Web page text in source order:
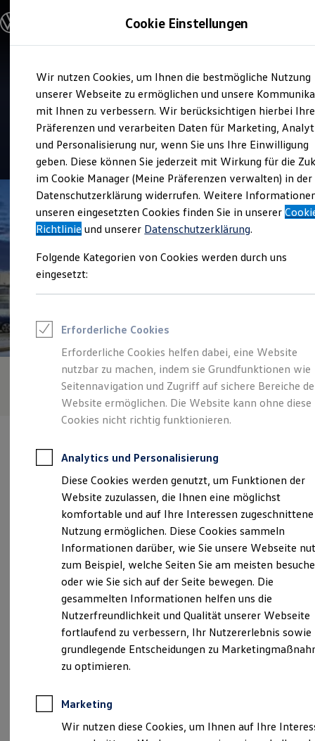
Hauptinhalt
springen
Footer
springen
Modelle & Konfigurator
Nutzfahrzeugkategorien entdecken
Modelle konfigurieren
Vorgängermodelle und Oldtimer
Vorgängermodelle
Oldtimer
Bulli Historie
Branchenlösungen & Gewerbekunden
Umbaulösungen und Hersteller finden
Auf- und Umbauten entdecken & konfigurieren
Groß- und Sonderkunden
Großkunden
Kommunen & Behörden
Journalisten
Sportvereine
Branchenlösungen
Gewerbliche Personenbeförderung
Service & mobile Werkstätten
Menschen mit Behinderung
Rettungsdienste
ONE Business ID Vorteile
Fahrzeugsuche & Marktplatz
Fahrzeugsuche
Fahrzeuge online kaufen
Digitaler Marktplatz
Kauf & Finanzierung
Online-Fahrzeugbewertung
Für Privatkunden
Für Gewerbekunden
Profi Paket
TopDeal
Gebrauchtwagen
ProfiPartner für Gebrauchtwagen
Zertifizierte Gebrauchtwagen
Finanzierung
Für Privatkunden
Für Gewerbekunden
Leasing
Für Privatkunden
Für Gewerbekunden
Versicherungen & Garantien
Garantien
Kfz-Versicherung für Nutzfahrzeuge
Restschuldversicherung
Wartungsverträge
Reparatur & Service
Sommer-Special
Reparatur, Pflege & Inspektion
Service
Hahn Automobile NL
Böblingen
4.4|79 Bewertungen
Verantwortlich für die Inhalte auf dieser Seite ist die Hahn
Automobile GmbH + Co. KG NL Böblingen
Impressum & Rechtliches)
Rudolf-Diesel-Straße 20, 71032 Böblingen
info@hahn-automobile-boeblingen.de
+49 7031 7220
Montag-Freitag 07:00-18:00 Uhr
Samstag
Cookie Einstellungen
Wir nutzen Cookies, um Ihnen die bestmögliche Nutzung
unserer Webseite zu ermöglichen und unsere
mit Ihnen zu verbessern. Wir berücksichtigen hierbei Ihre
Präferenzen und verarbeiten Daten für Marketing,
und Personalisierung nur, wenn Sie uns Ihre Einwilligung
geben. Diese können Sie jederzeit mit Wirkung für die
im Cookie Manager (Meine Präferenzen verwalten) in der
Datenschutzerklärung widerrufen. Weitere
unseren eingesetzten Cookies finden Sie in unserer
Richtlinie und unserer Datenschutzerklärung.
Folgende Kategorien von Cookies werden durch uns
eingesetzt:
Erforderliche Cookies
Erforderliche Cookies helfen dabei, eine Website
nutzbar zu machen, indem sie Grundfunktionen wie
Seitennavigation und Zugriff auf sichere Bereiche
Website ermöglichen. Die Website kann ohne diese
Cookies nicht richtig funktionieren.
Analytics und Personalisierung
Diese Cookies werden genutzt, um Funktionen der
Website zuzulassen, die Ihnen eine möglichst
komfortable und auf Ihre Interessen zugeschnittene
Nutzung ermöglichen. Diese Cookies sammeln
Informationen darüber, wie Sie unsere Webseite
zum Beispiel, welche Seiten Sie am meisten
oder wie Sie sich auf der Seite bewegen. Die
gesammelten Informationen helfen uns die
Nutzerfreundlichkeit und Qualität unserer Webseite
fortlaufend zu verbessern, Ihr Nutzererlebnis sowie
grundlegende Entscheidungen zu
zu optimieren.
Marketing
Wir nutzen diese Cookies, um Ihnen auf Ihre